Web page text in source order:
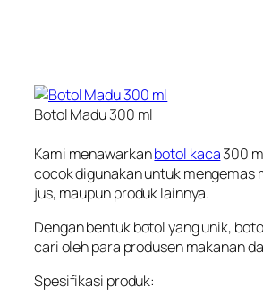
Botol Madu 300 ml
Kami menawarkanbotol kaca300
cocok digunakan untuk mengemas
jus, maupun produk lainnya.
Dengan bentuk botol yang unik,
cari oleh para produsen makanan
Spesifikasi produk: